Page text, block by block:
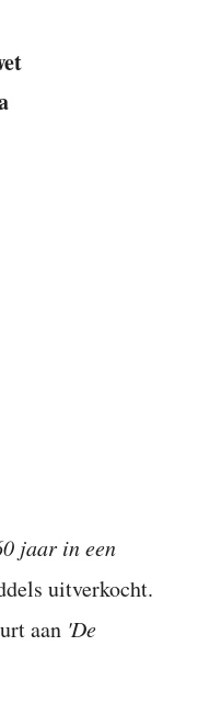
jaar in een
uitverkocht.
aan 'De